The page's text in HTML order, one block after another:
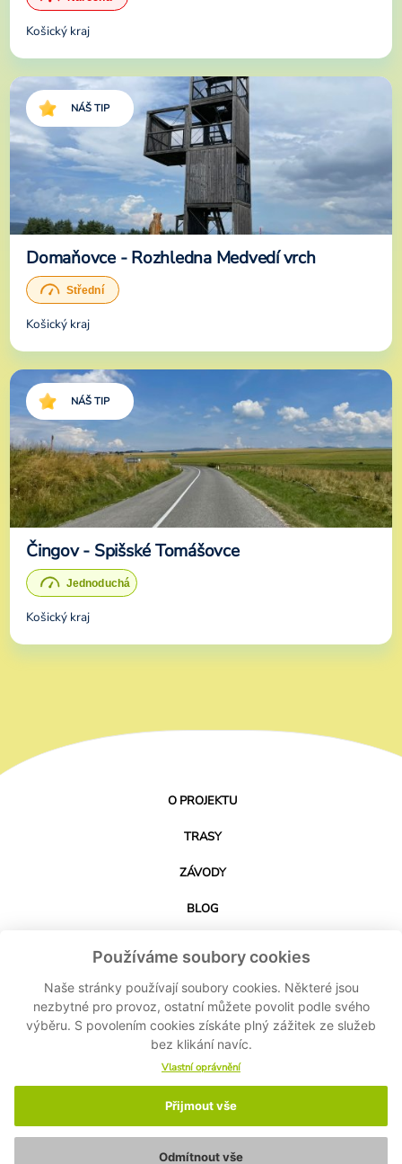
Používáme soubory cookies
Naše stránky používají soubory cookies. Některé jsou
nezbytné pro provoz, ostatní můžete povolit podle svého
výběru. S povolením cookies získáte plný zážitek ze služeb
bez klikání navíc.
Vlastní oprávnění
Přijmout vše
Odmítnout vše
Košický kraj
NÁŠ TIP
Domaňovce - Rozhledna Medvedí vrch
Košický kraj
NÁŠ TIP
Čingov - Spišské Tomášovce
Košický kraj
O PROJEKTU
TRASY
ZÁVODY
BLOG
KONTAKT
STÁHNOUT APLIKACI
© 2024-2026 Cyklo Kubík - Všechna práva vyhrazena MASPEX Czech s.r.o. -